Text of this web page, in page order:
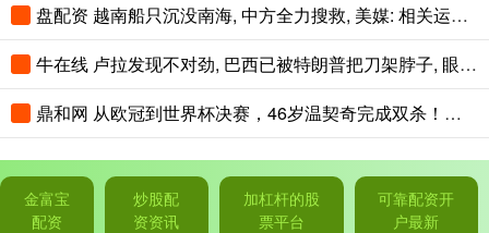
盘配资 越南船只沉没南海, 中方全力搜救, 美媒: 相关运输船运送填岛人员
牛在线 卢拉发现不对劲, 巴西已被特朗普把刀架脖子, 眼下只有中国能救命
鼎和网 从欧冠到世界杯决赛，46岁温契奇完成双杀！执法阿根廷0胜1负，唯一败绩竟是输沙特
金富宝
配资
炒股配
资资讯
加杠杆的股
票平台
可靠配资开
户最新